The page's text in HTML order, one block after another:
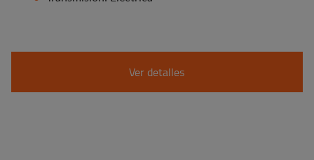
Ver detalles